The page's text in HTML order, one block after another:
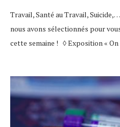
Travail, Santé au Travail,
nous avons sélectionnés pour
cette semaine ! ◊ Exposition «